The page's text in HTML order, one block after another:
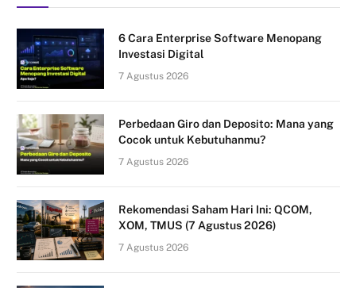
6 Cara Enterprise Software Menopang
Investasi Digital
7 Agustus 2026
Perbedaan Giro dan Deposito: Mana yang
Cocok untuk Kebutuhanmu?
7 Agustus 2026
Rekomendasi Saham Hari Ini: QCOM,
XOM, TMUS (7 Agustus 2026)
7 Agustus 2026